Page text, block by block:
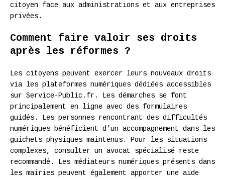
citoyen face aux administrations et aux entreprises
privées.
Comment faire valoir ses droits
après les réformes ?
Les citoyens peuvent exercer leurs nouveaux droits
via les plateformes numériques dédiées accessibles
sur Service-Public.fr. Les démarches se font
principalement en ligne avec des formulaires
guidés. Les personnes rencontrant des difficultés
numériques bénéficient d’un accompagnement dans les
guichets physiques maintenus. Pour les situations
complexes, consulter un avocat spécialisé reste
recommandé. Les médiateurs numériques présents dans
les mairies peuvent également apporter une aide